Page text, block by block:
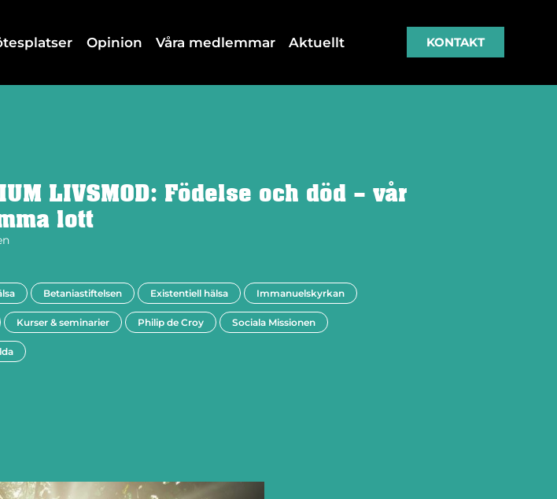
Opinion Våra medlemmar Aktuellt KONTAKT
LIVSMOD: Födelse och död – vår
lott
Betaniastiftelsen Existentiell hälsa Immanuelskyrkan
Kurser & seminarier Philip de Croy Sociala Missionen